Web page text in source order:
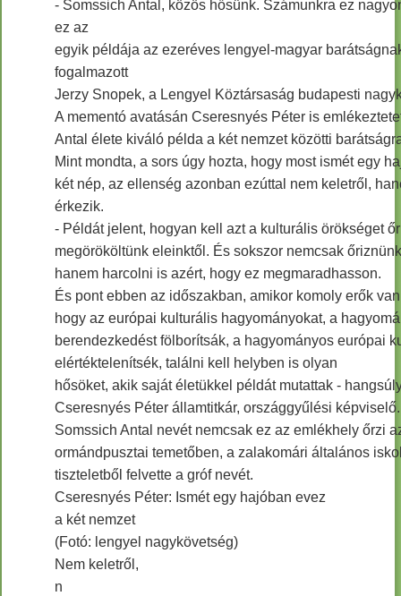
- Somssich Antal, közös hősünk. Számunkra ez
ez az
egyik példája az ezeréves lengyel-magyar
fogalmazott
Jerzy Snopek, a Lengyel Köztársaság budapesti
A mementó avatásán Cseresnyés Péter is
Antal élete kiváló példa a két nemzet közötti
Mint mondta, a sors úgy hozta, hogy most ismét egy
két nép, az ellenség azonban ezúttal nem keletről,
érkezik.
- Példát jelent, hogyan kell azt a kulturális örökséget
megörököltünk eleinktől. És sokszor nemcsak
hanem harcolni is azért, hogy ez megmaradhasson.
És pont ebben az időszakban, amikor komoly erők
hogy az európai kulturális hagyományokat, a
berendezkedést fölborítsák, a hagyományos európai
elértéktelenítsék, találni kell helyben is olyan
hősöket, akik saját életükkel példát mutattak -
Cseresnyés Péter államtitkár, országgyűlési képviselő.
Somssich Antal nevét nemcsak ez az emlékhely őrzi
ormándpusztai temetőben, a zalakomári általános
tiszteletből felvette a gróf nevét.
Cseresnyés Péter: Ismét egy hajóban evez
a két nemzet
(Fotó: lengyel nagykövetség)
Nem keletről,
n